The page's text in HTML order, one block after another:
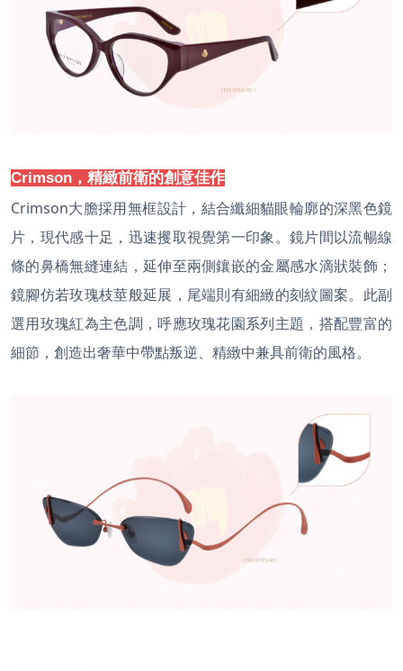
Crimson，精緻前衛的創意佳作
Crimson大膽採用無框設計，結合纖細貓眼輪廓的深黑色鏡
片，現代感十足，迅速攫取視覺第一印象。鏡片間以流暢線
條的鼻橋無縫連結，延伸至兩側鑲嵌的金屬感水滴狀裝飾；
鏡腳仿若玫瑰枝莖般延展，尾端則有細緻的刻紋圖案。此副
選用玫瑰紅為主色調，呼應玫瑰花園系列主題，搭配豐富的
細節，創造出奢華中帶點叛逆、精緻中兼具前衛的風格。